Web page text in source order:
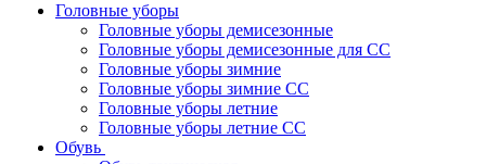
Головные уборы
Головные уборы демисезонные
Головные уборы демисезонные для СС
Головные уборы зимние
Головные уборы зимние СС
Головные уборы летние
Головные уборы летние СС
Обувь